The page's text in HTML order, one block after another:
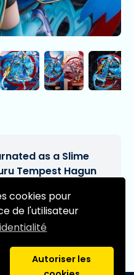
cookies pour
de l'utilisateur
Autoriser les
as a Slime
Tempest Hagun
de modifications]